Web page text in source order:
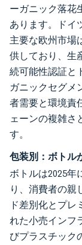
ーガニック落花
あります。ドイ
主要な欧州市場
供しており、生
続可能性認証と
ガニックセグメ
者需要と環境責
ェーンの複雑さ
す。
包装別：ボトル
ボトルは2025年
り、消費者の親
ド差別化とプレ
れた小売インフ
びプラスチック